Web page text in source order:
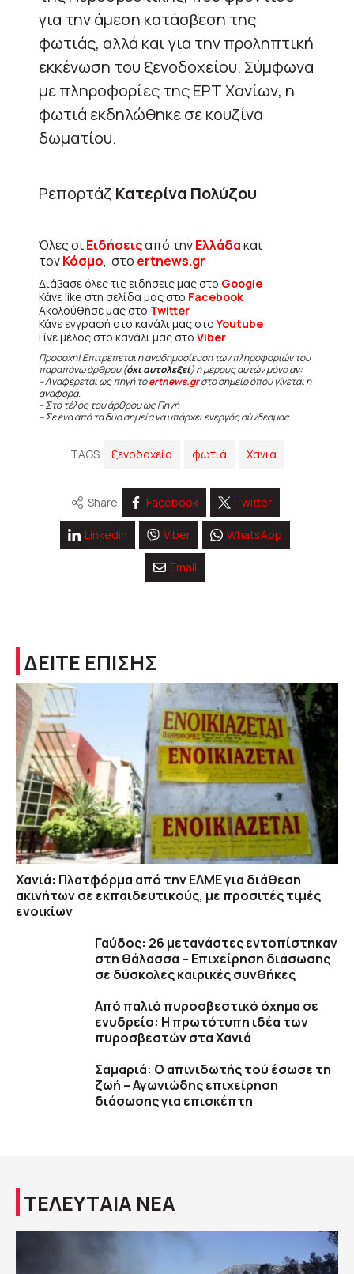
για την άμεση κατάσβεση της
φωτιάς, αλλά και για την προληπτική
εκκένωση του ξενοδοχείου. Σύμφωνα
με πληροφορίες της ΕΡΤ Χανίων, η
φωτιά εκδηλώθηκε σε κουζίνα
δωματίου.
Ρεπορτάζ Κατερίνα Πολύζου
Όλες οιΕιδήσειςαπό τηνΕλλάδακαι
τονΚόσμο, στο ertnews.gr
Διάβασε όλες τις ειδήσεις μας στο Google
Κάνε like στη σελίδα μας στο Facebook
Ακολούθησε μας στο Twitter
Κάνε εγγραφή στο κανάλι μας στοYoutube
Γίνε μέλος στο κανάλι μας στο Viber
Προσοχή! Επιτρέπεται η αναδημοσίευση των πληροφοριών του
παραπάνω άρθρου (όχι αυτολεξεί) ή μέρους αυτών μόνο αν:
– Αναφέρεται ως πηγή τοertnews.grστο σημείο όπου γίνεται η
αναφορά.
– Στο τέλος του άρθρου ως Πηγή
– Σε ένα από τα δύο σημεία να υπάρχει ενεργός σύνδεσμος
TAGS ξενοδοχείο φωτιά Χανιά
Share Facebook Twitter
Linkedin Viber WhatsApp
Email
ΔΕΙΤΕ ΕΠΙΣΗΣ
Χανιά: Πλατφόρμα από την ΕΛΜΕ για διάθεση
ακινήτων σε εκπαιδευτικούς, με προσιτές τιμές
ενοικίων
Γαύδος: 26 μετανάστες εντοπίστηκαν
στη θάλασσα – Επιχείρηση διάσωσης
σε δύσκολες καιρικές συνθήκες
Από παλιό πυροσβεστικό όχημα σε
ενυδρείο: Η πρωτότυπη ιδέα των
πυροσβεστών στα Χανιά
Σαμαριά: Ο απινιδωτής τού έσωσε τη
ζωή – Αγωνιώδης επιχείρηση
διάσωσης για επισκέπτη
ΤΕΛΕΥΤΑΙΑ ΝΕΑ